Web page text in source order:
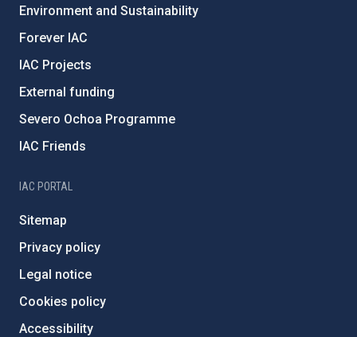
Environment and Sustainability
Forever IAC
IAC Projects
External funding
Severo Ochoa Programme
IAC Friends
IAC PORTAL
Sitemap
Privacy policy
Legal notice
Cookies policy
Accessibility